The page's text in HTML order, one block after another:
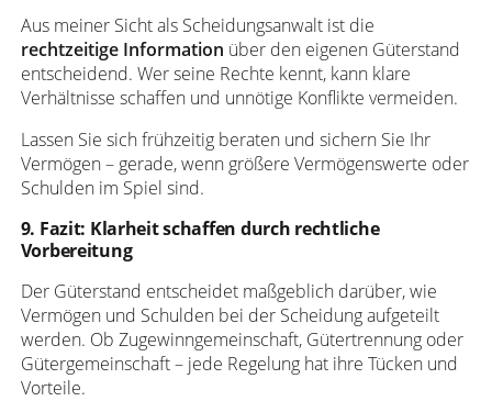
Aus meiner Sicht als Scheidungsanwalt ist die
rechtzeitige Information über den eigenen Güterstand
entscheidend. Wer seine Rechte kennt, kann klare
Verhältnisse schaffen und unnötige Konflikte vermeiden.
Lassen Sie sich frühzeitig beraten und sichern Sie Ihr
Vermögen – gerade, wenn größere Vermögenswerte oder
Schulden im Spiel sind.
9. Fazit: Klarheit schaffen durch rechtliche
Vorbereitung
Der Güterstand entscheidet maßgeblich darüber, wie
Vermögen und Schulden bei der Scheidung aufgeteilt
werden. Ob Zugewinngemeinschaft, Gütertrennung oder
Gütergemeinschaft – jede Regelung hat ihre Tücken und
Vorteile.